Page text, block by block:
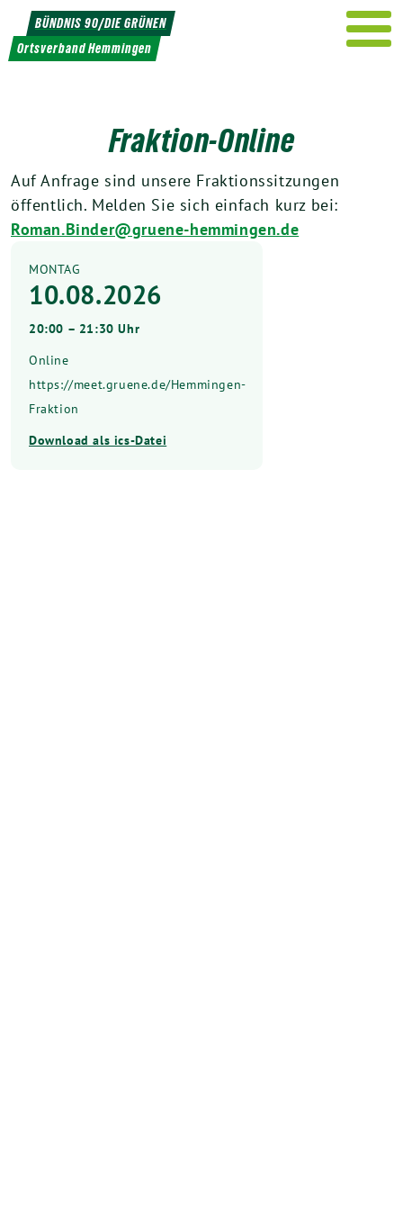
Weiter
zum
Inhalt
BÜNDNIS 90/DIE GRÜNEN
Ortsverband Hemmingen
Fraktion-Online
Auf Anfrage sind unsere Fraktionssitzungen
öffentlich. Melden Sie sich einfach kurz bei:
Roman.Binder@gruene-hemmingen.de
MONTAG
10.08.2026
20:00 – 21:30 Uhr
Online
https://meet.gruene.de/Hemmingen-
Fraktion
Download als ics-Datei